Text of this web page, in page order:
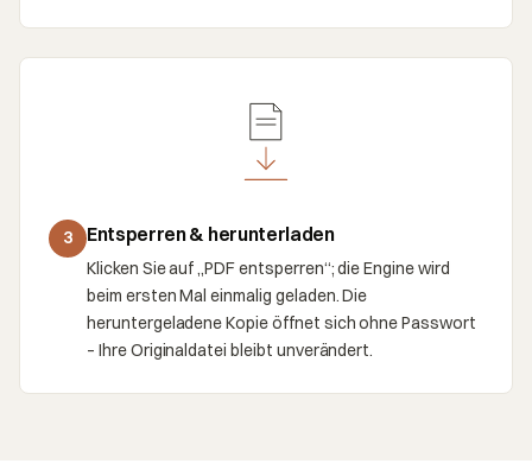
3 Entsperren & herunterladen
Klicken Sie auf „PDF entsperren“; die Engine wird
beim ersten Mal einmalig geladen. Die
heruntergeladene Kopie öffnet sich ohne Passwort
– Ihre Originaldatei bleibt unverändert.